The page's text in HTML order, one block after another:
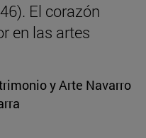
El corazón
en las artes
y Arte Navarro